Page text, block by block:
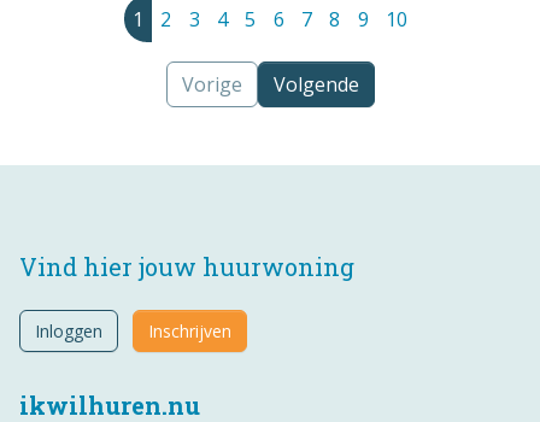
1 2 3 4 5 6 7 8 9 10
Vorige Volgende
ikwilhuren.nu
Vind hier jouw huurwoning
Inloggen Inschrijven